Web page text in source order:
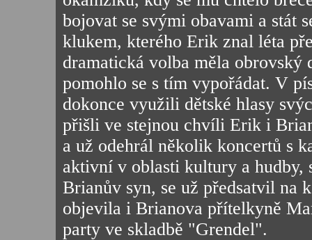
bojovat se svými obavami a stát
klukem, kterého Erik znal léta
dramatická volba měla obrovský
pomohlo se s tím vypořádat. V
dokonce využili dětské hlasy
přišli ve stejnou chvíli Erik i
a už odehrál několik koncertů s
aktivní v oblasti kultury a hudby,
Brianův syn, se už předsatvil na
objevila i Brianova přítelkyně
party ve skladbě "Grendel".